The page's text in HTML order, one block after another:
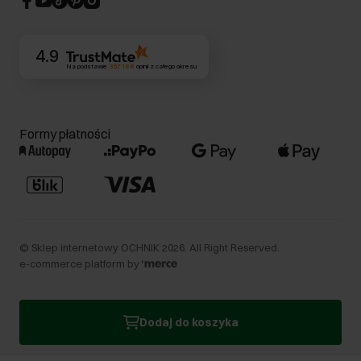
Dodaj do koszyka
4.9
Na podstawie 357 188 opinii z całego okresu
Formy płatności
© Sklep internetowy OCHNIK 2026 . All Right Reserved.
e-commerce platform by